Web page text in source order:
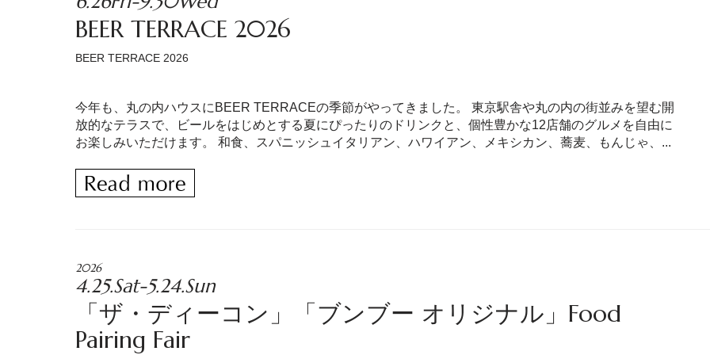
BEER TERRACE 2026
BEER TERRACE 2026
今年も、丸の内ハウスにBEER TERRACEの季節がやってきました。 東京駅舎や丸の内の街並みを望む開
放的なテラスで、ビールをはじめとする夏にぴったりのドリンクと、個性豊かな12店舗のグルメを自由に
お楽しみいただけます。 和食、スパニッシュイタリアン、ハワイアン、メキシカン、蕎麦、もんじゃ、...
2026
4.25.Sat-5.24.Sun
「ザ・ディーコン」「ブンブー オリジナル」Food
Pairing Fair